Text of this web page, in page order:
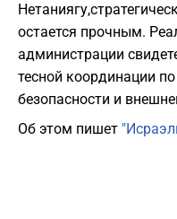
остается прочным.
администрации
тесной координации
безопасности и
Об этом пишет